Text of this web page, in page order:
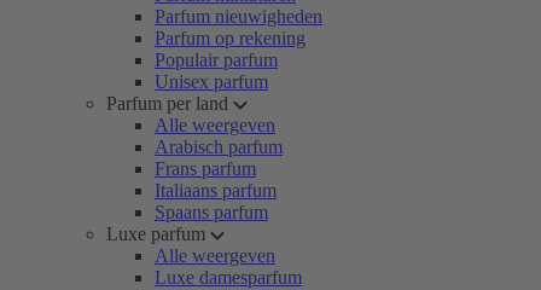
Parfum nieuwigheden
Parfum op rekening
Populair parfum
Unisex parfum
Parfum per land
Alle weergeven
Arabisch parfum
Frans parfum
Italiaans parfum
Spaans parfum
Luxe parfum
Alle weergeven
Luxe damesparfum